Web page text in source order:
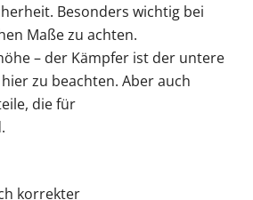
Besonders wichtig bei
Maße zu achten.
– der Kämpfer ist der untere
zu beachten. Aber auch
die für
korrekter